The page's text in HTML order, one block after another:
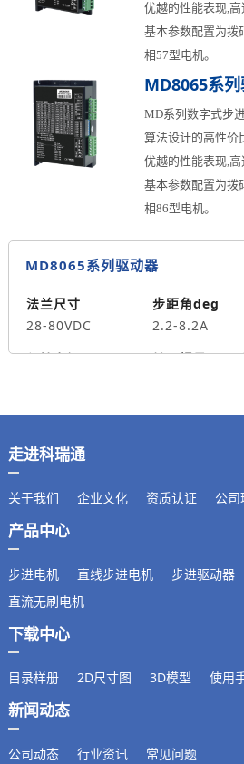
优越的性能表现,
基本参数配置为拨
相57型电机。
MD8065系
MD系列数字式步
算法设计的高性价
优越的性能表现,
基本参数配置为拨
相86型电机。
MD8065系列驱动器
法兰尺寸
28-80VDC
步距角deg
2.2-8.2A
保持力矩N.m
转子惯量
轴径
出轴方式
走进科瑞通
关于我们 企业文化 资质认证 公司
产品中心
步进电机 直线步进电机 步进驱动器
直流无刷电机
下载中心
目录样册 2D尺寸图 3D模型 使用
新闻动态
公司动态 行业资讯 常见问题